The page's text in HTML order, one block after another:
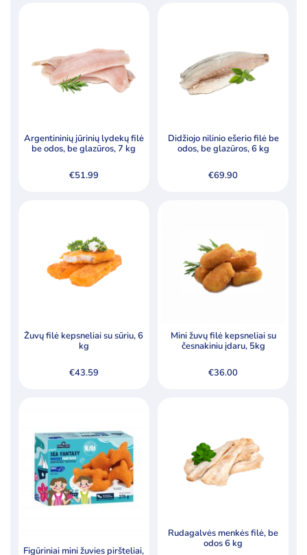
Argentininių jūrinių lydekų filė
be odos, be glazūros, 7 kg
€51.99
Didžiojo nilinio ešerio filė be
odos, be glazūros, 6 kg
€69.90
Žuvų filė kepsneliai su sūriu, 6
kg
€43.59
Mini žuvų filė kepsneliai su
česnakiniu įdaru, 5kg
€36.00
Figūriniai mini žuvies piršteliai,
Rudagalvės menkės filė, be
odos 6 kg